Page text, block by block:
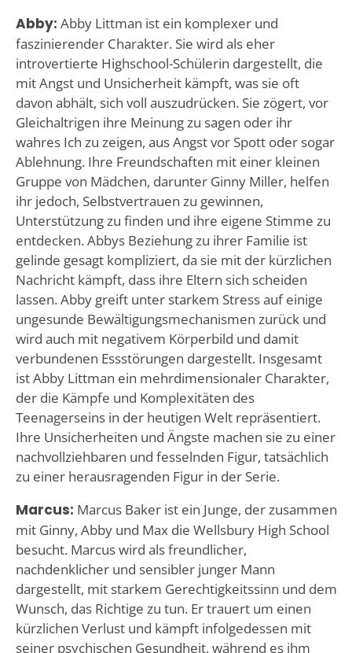
Abby: Abby Littman ist ein komplexer und
faszinierender Charakter. Sie wird als eher
introvertierte Highschool-Schülerin dargestellt, die
mit Angst und Unsicherheit kämpft, was sie oft
davon abhält, sich voll auszudrücken. Sie zögert, vor
Gleichaltrigen ihre Meinung zu sagen oder ihr
wahres Ich zu zeigen, aus Angst vor Spott oder sogar
Ablehnung. Ihre Freundschaften mit einer kleinen
Gruppe von Mädchen, darunter Ginny Miller, helfen
ihr jedoch, Selbstvertrauen zu gewinnen,
Unterstützung zu finden und ihre eigene Stimme zu
entdecken. Abbys Beziehung zu ihrer Familie ist
gelinde gesagt kompliziert, da sie mit der kürzlichen
Nachricht kämpft, dass ihre Eltern sich scheiden
lassen. Abby greift unter starkem Stress auf einige
ungesunde Bewältigungsmechanismen zurück und
wird auch mit negativem Körperbild und damit
verbundenen Essstörungen dargestellt. Insgesamt
ist Abby Littman ein mehrdimensionaler Charakter,
der die Kämpfe und Komplexitäten des
Teenagerseins in der heutigen Welt repräsentiert.
Ihre Unsicherheiten und Ängste machen sie zu einer
nachvollziehbaren und fesselnden Figur, tatsächlich
zu einer herausragenden Figur in der Serie.
Marcus: Marcus Baker ist ein Junge, der zusammen
mit Ginny, Abby und Max die Wellsbury High School
besucht. Marcus wird als freundlicher,
nachdenklicher und sensibler junger Mann
dargestellt, mit starkem Gerechtigkeitssinn und dem
Wunsch, das Richtige zu tun. Er trauert um einen
kürzlichen Verlust und kämpft infolgedessen mit
seiner psychischen Gesundheit, während es ihm